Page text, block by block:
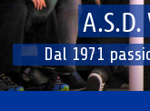
A.S.D.
Dal 1971